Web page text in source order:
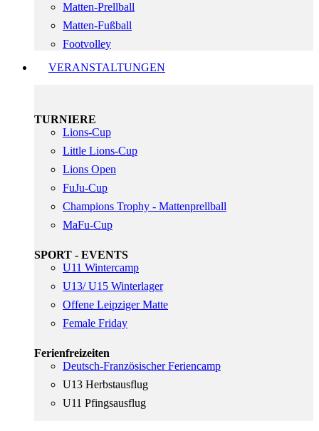
Matten-Prellball
Matten-Fußball
Footvolley
VERANSTALTUNGEN
TURNIERE
Lions-Cup
Little Lions-Cup
Lions Open
FuJu-Cup
Champions Trophy - Mattenprellball
MaFu-Cup
SPORT - EVENTS
U11 Wintercamp
U13/ U15 Winterlager
Offene Leipziger Matte
Female Friday
Ferienfreizeiten
Deutsch-Französischer Feriencamp
U13 Herbstausflug
U11 Pfingsausflug